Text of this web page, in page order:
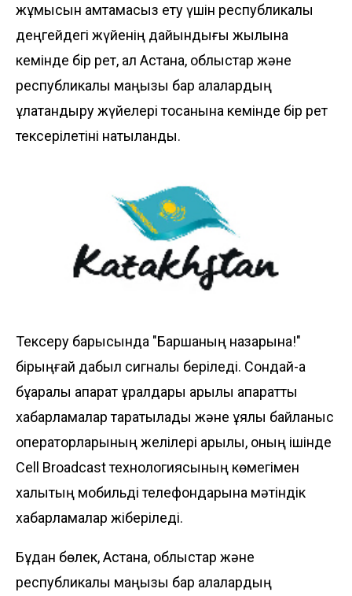
жұмысын қамтамасыз ету үшін республикалық
деңгейдегі жүйенің дайындығы жылына
кемінде бір рет, ал Астана, облыстар және
республикалық маңызы бар қалалардың
құлақтандыру жүйелері тоқсанына кемінде бір рет
тексерілетіні нақтыланды.
Тексеру барысында "Баршаның назарына!"
бірыңғай дабыл сигналы беріледі. Сондай-ақ
бұқаралық ақпарат құралдары арқылы ақпараттық
хабарламалар таратылады және ұялы байланыс
операторларының желілері арқылы, оның ішінде
Cell Broadcast технологиясының көмегімен
халықтың мобильді телефондарына мәтіндік
хабарламалар жіберіледі.
Бұдан бөлек, Астана, облыстар және
республикалық маңызы бар қалалардың